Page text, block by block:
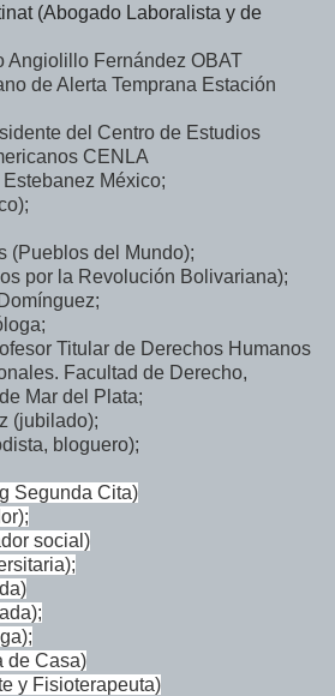
(Abogado Laboralista y de
Angiolillo Fernández OBAT
de Alerta Temprana Estación
del Centro de Estudios
CENLA
México;
(Pueblos del Mundo);
por la Revolución Bolivariana);
Titular de Derechos Humanos
Facultad de Derecho,
Mar del Plata;
(jubilado);
bloguero);
Segunda Cita)
social)
de Casa)
y Fisioterapeuta)